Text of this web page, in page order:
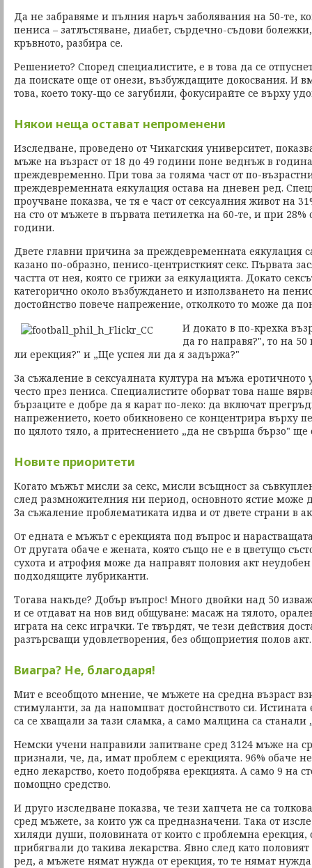
Да не забравяме и пълния наръч заболявания на 50-те,
пениса – затлъстяване, диабет, сърдечно-съдови
кръвното, разбира се.
Решението? Според специалистите, е в това да се
да поискате още от онези, възбуждащите докосвания. И
това, което току-що се загубили, фокусирайте се върху
Някои неща остават непроменени
Изследване, проведено от Чикагския университет,
мъже на възраст от 18 до 49 години поне веднъж в
преждевременно. При това за голяма част от по-
преждевременната еякулация остава на дневен ред.
проучване показва, че тя е част от сексуалния живот на
на сто от мъжете в първата петилетка на 60-те, и при 28%
години.
Двете главни причина за преждевременната еякулация
казано по-образно, пенисо-центристкият секс. Първата
частта от нея, която се грижи за еякулацията. Докато
категорично около възбуждането и използването на
достойнство повече напрежение, отколкото то може да
И докато в по-крехка
да го направя?", то на
ли ерекция?" и „Ще успея ли да я задържа?"
За съжаление в сексуалната култура на мъжа
често през пениса. Специалистите оборват това наше
бързаците е добре да я карат по-леко: да включат
напрежението, което обикновено се концентрира върху
по цялото тяло, а притеснението „да не свърша бързо" ще
Новите приоритети
Когато мъжът мисли за секс, мисли всъщност за
след размножителния ни период, основното ястие може
За съжаление проблематиката идва и от двете страни в
От едната е мъжът с ерекцията под въпрос и
От другата обаче е жената, която също не е в цветущо
сухота и атрофия може да направят половия акт
подходящите лубриканти.
Тогава накъде? Добър въпрос! Много двойки над 50
и се отдават на нов вид общуване: масаж на тялото,
играта на секс играчки. Те твърдят, че тези действия
разтърсващи удовлетворения, без общоприетия полов акт.
Виагра? Не, благодаря!
Мит е всеобщото мнение, че мъжете на средна възраст
стимуланти, за да напомпват достойнството си. Истината
са се хващали за тази сламка, а само малцина са станали
Немски учени направили запитване сред 3124 мъже на
признали, че, да, имат проблем с ерекцията. 96% обаче
едно лекарство, което подобрява ерекцията. А само 9 на
помощно средство.
И друго изследване показва, че тези хапчета не са
сред мъжете, за които уж са предназначени. Така от
хиляди души, половината от които с проблемна ерекция,
прибягвали до такива лекарства. Явно след като
ред, а мъжете нямат нужда от ерекция, то те нямат нужда